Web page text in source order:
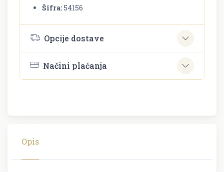
Šifra:54156
Opcije dostave
Načini plaćanja
Opis